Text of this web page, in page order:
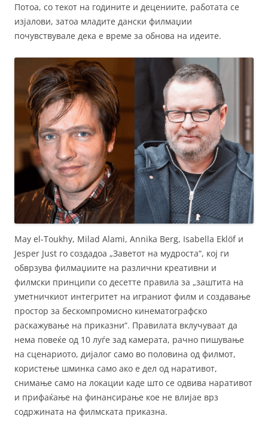
Потоа, со текот на годините и децениите, работата се
изјалови, затоа младите дански филмаџии
почувствувале дека е време за обнова на идеите.
May el-Toukhy, Milad Alami, Annika Berg, Isabella Eklöf и
Jesper Just го создадоа „Заветот на мудроста“, кој ги
обврзува филмаџиите на различни креативни и
филмски принципи со десетте правила за „заштита на
уметничкиот интегритет на играниот филм и создавање
простор за бескомпромисно кинематографско
раскажување на приказни“. Правилата вклучуваат да
нема повеќе од 10 луѓе зад камерата, рачно пишување
на сценариото, дијалог само во половина од филмот,
користење шминка само ако е дел од наративот,
снимање само на локации каде што се одвива наративот
и прифаќање на финансирање кое не влијае врз
содржината на филмската приказна.